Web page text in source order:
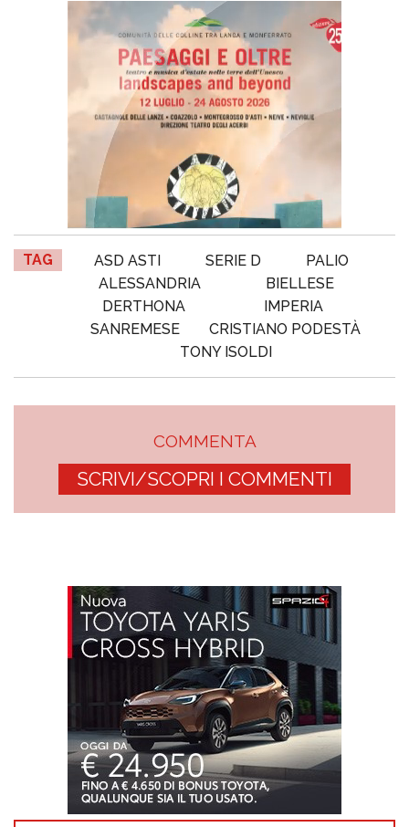
TAG ASD ASTI SERIE D
PALIO
ALESSANDRIA
BIELLESE
DERTHONA
IMPERIA
SANREMESE
CRISTIANO PODESTÀ
TONY ISOLDI
COMMENTA
SCRIVI/SCOPRI I COMMENTI